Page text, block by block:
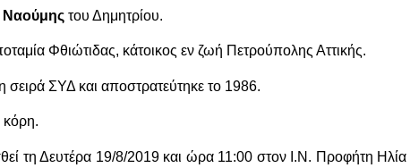
Ναούμηςτου Δημητρίου.
Φθιώτιδας, κάτοικος εν ζωή Πετρούπολης Αττικής.
σειρά ΣΥΔ και αποστρατεύτηκε το 1986.
κόρη.
τη Δευτέρα 19/8/2019 και ώρα 11:00 στον Ι.Ν. Προφήτη